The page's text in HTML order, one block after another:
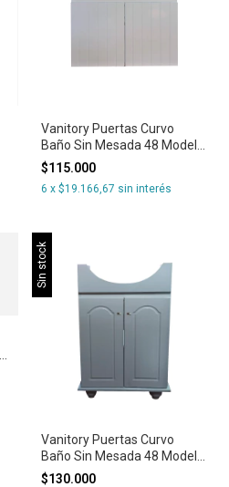
Vanitory Puertas Curvo
Baño Sin Mesada 48 Modelo
Venecia colgante Blanco
$115.000
6 x $19.166,67 sin interés
Sin stock
Vanitory Puertas Curvo
Baño Sin Mesada 48 Modelo
Venecia
$130.000